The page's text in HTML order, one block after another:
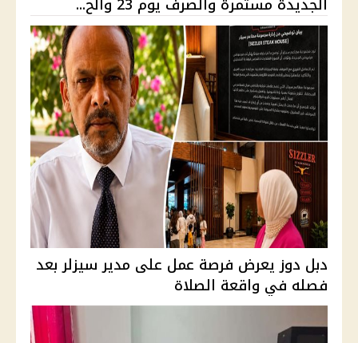
دبل دوز يعرض فرصة عمل على مدير سيزلر بعد
فصله في واقعة الصلاة